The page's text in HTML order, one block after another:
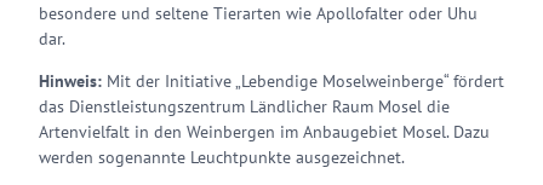
besondere und seltene Tierarten wie Apollofalter oder Uhu
dar.
Hinweis: Mit der Initiative „Lebendige Moselweinberge“ fördert
das Dienstleistungszentrum Ländlicher Raum Mosel die
Artenvielfalt in den Weinbergen im Anbaugebiet Mosel. Dazu
werden sogenannte Leuchtpunkte ausgezeichnet.